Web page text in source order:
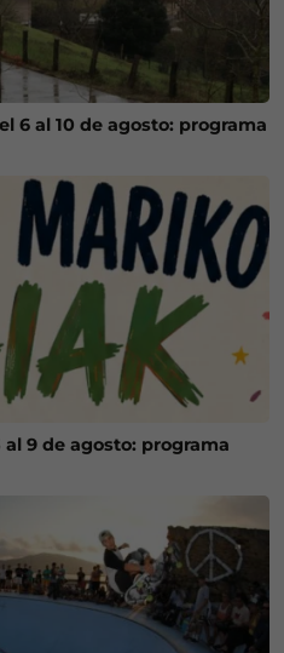
6 al 10 de agosto: programa
9 de agosto: programa